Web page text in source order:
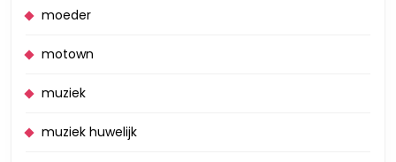
moeder
motown
muziek
muziek huwelijk